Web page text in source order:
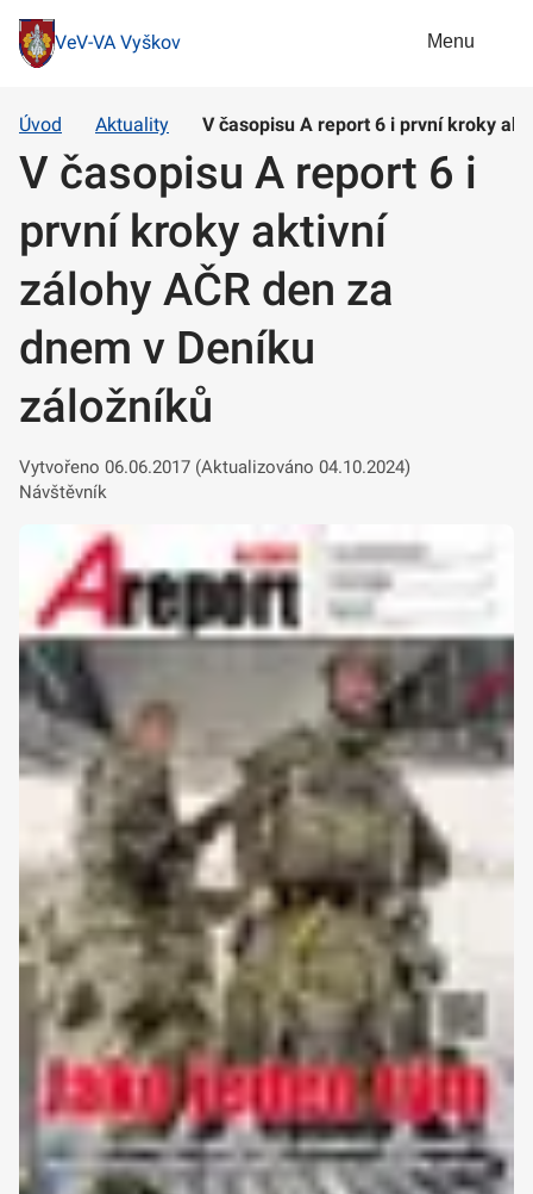
VeV-VA Vyškov Menu
Úvod Aktuality V časopisu A report 6 i první kroky
V časopisu A report 6 i
první kroky aktivní
zálohy AČR den za
dnem v Deníku
záložníků
Vytvořeno 06.06.2017 (Aktualizováno 04.10.2024)
Návštěvník